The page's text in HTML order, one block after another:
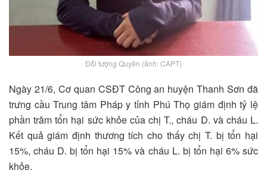
Đối tượng Quyên (ảnh: CAPT)
Ngày 21/6, Cơ quan CSĐT Công an huyện Thanh Sơn đã
trưng cầu Trung tâm Pháp y tỉnh Phú Thọ giám định tỷ lệ
phần trăm tổn hại sức khỏe của chị T., cháu D. và cháu L.
Kết quả giám định thương tích cho thấy chị T. bị tổn hại
15%, cháu D. bị tổn hại 15% và cháu L. bị tổn hại 6% sức
khỏe.